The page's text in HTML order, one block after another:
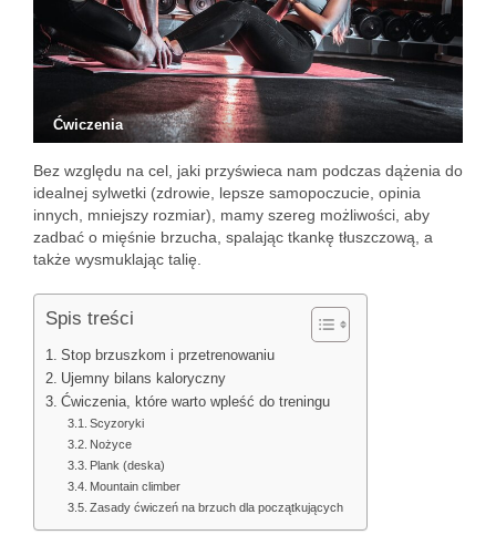
Ćwiczenia
Bez względu na cel, jaki przyświeca nam podczas dążenia do
idealnej sylwetki (zdrowie, lepsze samopoczucie, opinia
innych, mniejszy rozmiar), mamy szereg możliwości, aby
zadbać o mięśnie brzucha, spalając tkankę tłuszczową, a
także wysmuklając talię.
Spis treści
Stop brzuszkom i przetrenowaniu
Ujemny bilans kaloryczny
Ćwiczenia, które warto wpleść do treningu
Scyzoryki
Nożyce
Plank (deska)
Mountain climber
Zasady ćwiczeń na brzuch dla początkujących